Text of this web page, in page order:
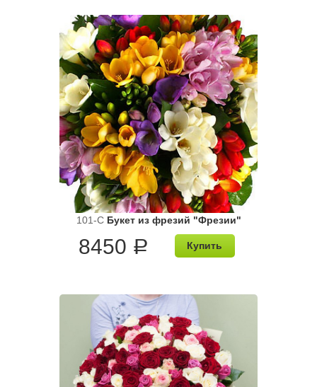
101-C Букет из фрезий "Фрезии"
8450 a Купить